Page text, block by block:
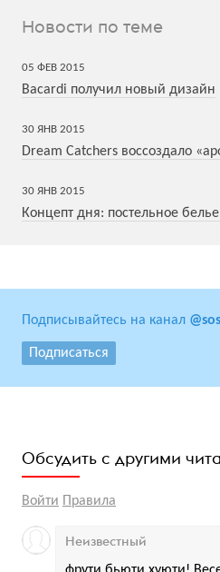
Новости по теме
05 ФЕВ 2015
Bacardi получил новый дизайн
30 ЯНВ 2015
Dream Catchers воссоздало
30 ЯНВ 2015
Концепт дня: постельное
Подписывайтесь на канал
Подписаться
Обсудить с другими
Войти Правила
Неизвестный